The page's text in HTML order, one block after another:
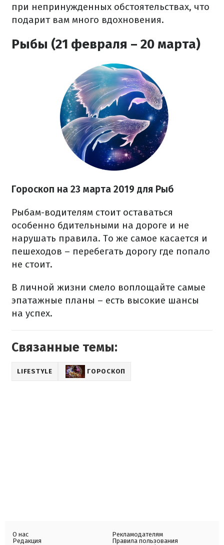
при непринужденных обстоятельствах, что
подарит вам много вдохновения.
Рыбы (21 февраля – 20 марта)
Гороскоп на 23 марта 2019 для Рыб
Рыбам-водителям стоит оставаться
особенно бдительными на дороге и не
нарушать правила. То же самое касается и
пешеходов – перебегать дорогу где попало
не стоит.
В личной жизни смело воплощайте самые
эпатажные планы – есть высокие шансы
на успех.
Связанные темы:
LIFESTYLE ГОРОСКОП
О нас
Редакция
Рекламодателям
Правила пользования